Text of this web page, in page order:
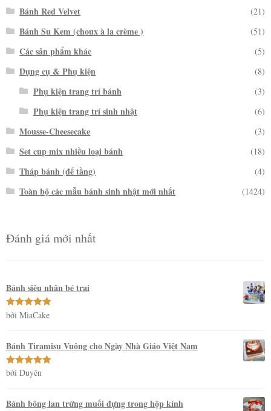
Bánh Red Velvet (21)
Bánh Su Kem (choux à la crème ) (51)
Các sản phẩm khác (5)
Dụng cụ & Phụ kiện (8)
Phụ kiện trang trí bánh (3)
Phụ kiện trang trí sinh nhật (6)
Mousse-Cheesecake (3)
Set cup mix nhiều loại bánh (18)
Tháp bánh (đế tầng) (4)
Toàn bộ các mẫu bánh sinh nhật mới nhất (1424)
Đánh giá mới nhất
Bánh siêu nhân bé trai
Được xếp
bởi MiaCake
Bánh Tiramisu Vuông cho Ngày Nhà Giáo Việt Nam
Được xếp
bởi Duyên
Bánh bông lan trứng muối đựng trong hộp kính